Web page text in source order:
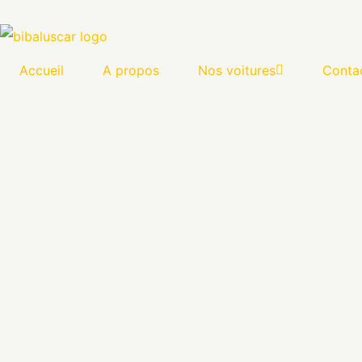
Accueil A propos Nos voitures